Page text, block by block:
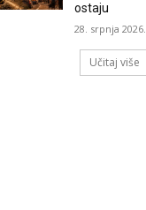
ostaju
28. srpnja 2026.
Učitaj više